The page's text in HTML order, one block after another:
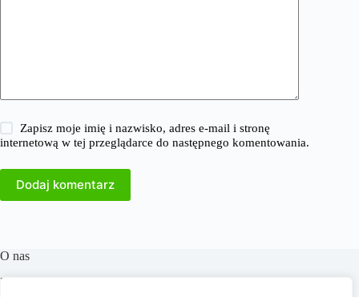
Zapisz moje imię i nazwisko, adres e-mail i stronę
internetową w tej przeglądarce do następnego komentowania.
Dodaj komentarz
O nas
​38Milionow.pl to portal internetowy oferujący aktualne